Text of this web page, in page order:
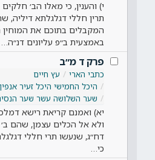
י) והענין, כי מאלו הב׳
תרין חללי דגלגלתא דיליה,
המקבלים בתוכם את המוחין
באמצעית ב״פ עליונים דנ״ה…
פרק ד מ״ב
כתבי הארי
עץ חיים
היכל החמישי היכל זעיר אנפין
שער השלושה עשר שער
יא) ואמנם קריאת רישא
ולא אל הכלים עצמן, שהם ב׳
דח״ג, שנעשו תרי חללי
כי…